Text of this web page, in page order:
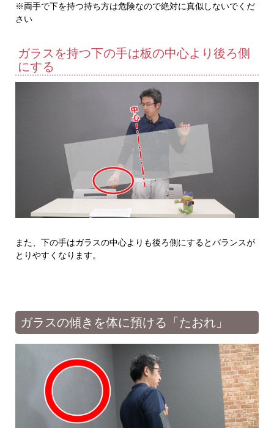
※両手で下を持つ持ち方は危険なので絶対に真似しないでくだ
さい
ガラスを持つ下の手は板の中心より後ろ側
にする
また、下の手はガラスの中心よりも後ろ側にするとバランスが
とりやすくなります。
ガラスの傾きを体に預ける「たおれ」